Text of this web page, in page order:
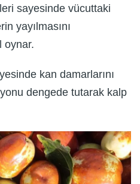
sayesinde vücuttaki
yayılmasını
oynar.
kan damarlarını
dengede tutarak kalp